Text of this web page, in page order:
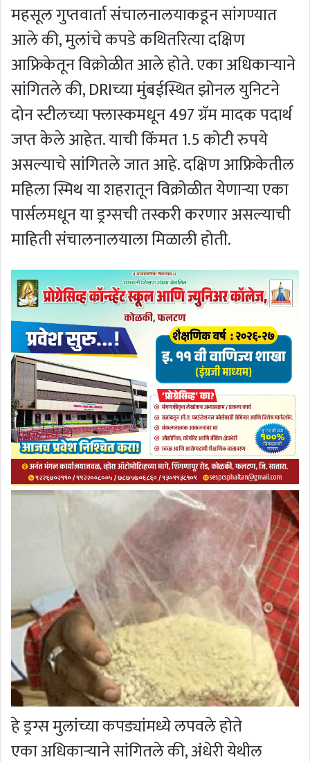
महसूल गुप्तवार्ता संचालनालयाकडून सांगण्यात
आले की, मुलांचे कपडे कथितरित्या दक्षिण
आफ्रिकेतून विक्रोळीत आले होते. एका अधिकाऱ्याने
सांगितले की, DRIच्या मुंबईस्थित झोनल युनिटने
दोन स्टीलच्या फ्लास्कमधून 497 ग्रॅम मादक पदार्थ
जप्त केले आहेत. याची किंमत 1.5 कोटी रुपये
असल्याचे सांगितले जात आहे. दक्षिण आफ्रिकेतील
महिला स्मिथ या शहरातून विक्रोळीत येणाऱ्या एका
पार्सलमधून या ड्रग्सची तस्करी करणार असल्याची
माहिती संचालनालयाला मिळाली होती.
हे ड्रग्स मुलांच्या कपड्यांमध्ये लपवले होते
एका अधिकाऱ्याने सांगितले की, अंधेरी येथील